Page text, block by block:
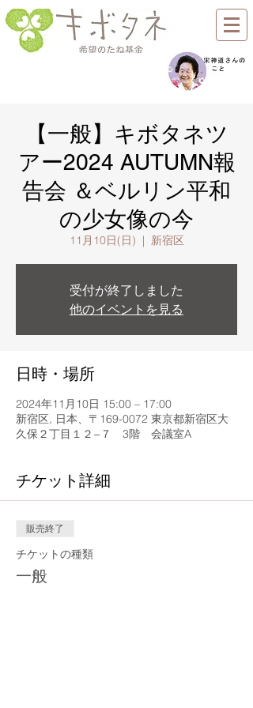
【一般】キボタネツ
アー2024 AUTUMN報
告会 ＆ベルリン平和
の少女像の今
11月10日(日)
  |
新宿区
受付が終了しました
他のイベントを見る
日時・場所
2024年11月10日 15:00 – 17:00
新宿区, 日本、〒169-0072 東京都新宿区大
久保２丁目１２−７ 3階 会議室A
チケット詳細
販売終了
チケットの種類
一般